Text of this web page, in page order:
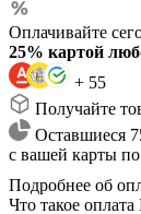
Оплачивайте
25% картой
+ 55
Получайте
Оставшиеся
с вашей карты
Подробнее об
Что такое